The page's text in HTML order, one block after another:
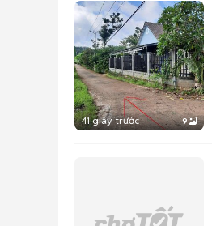
41 giây trước 9